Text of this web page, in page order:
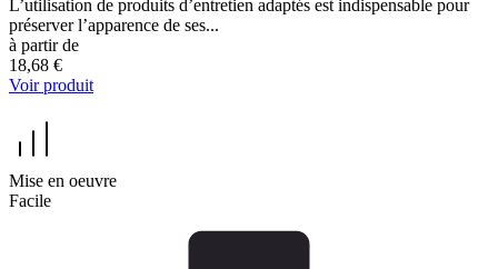
L’utilisation de produits d’entretien adaptés est indispensable pour
préserver l’apparence de ses...
à partir de
18,68 €
Voir produit
Mise en oeuvre
Facile